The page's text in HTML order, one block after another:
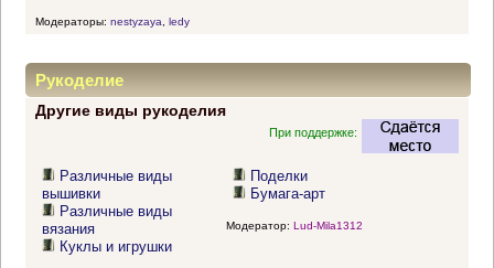
Модераторы: nestyzaya ledy
Рукоделие
Другие виды рукоделия
При поддержке:
Различные виды
вышивки
Различные виды
вязания
Куклы и игрушки
Поделки
Бумага-арт
Модератор: Lud-Mila1312